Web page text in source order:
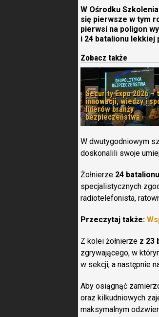
W Ośrodku
się pierwsze w tym
pierwsi na poligon
i 24 batalionu lekkiej
Zobacz także
Security Expo 2026 –
innowacji, wiedzy i
liderów branży
bezpieczeństwa
W dwutygodniowym
doskonalili swoje
Żołnierze 24
specjalistycznych
radiotelefonista,
Przeczytaj także:
Z kolei żołnierze z 23
zgrywającego, w
w sekcji, a następnie
Aby osiągnąć
oraz kilkudniowych
maksymalnym